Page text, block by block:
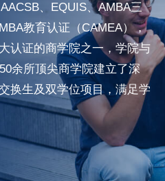
、EQUIS、AMBA三
教育认证（CAMEA），
认证的商学院之一，学院与
余所顶尖商学院建立了深
换生及双学位项目，满足学